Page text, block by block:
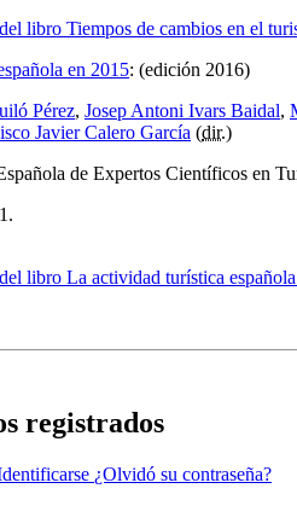
en 2015: (edición 2016)
Pérez, Josep Antoni Ivars Baidal,
Javier Calero García (dir.)
de Expertos Científicos en
registrados
¿Olvidó su contraseña?